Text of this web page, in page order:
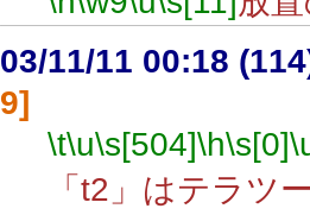
03/11/11 00:18
9]
\t\u\s[504]\h\s[0]
「t2」はテラツ